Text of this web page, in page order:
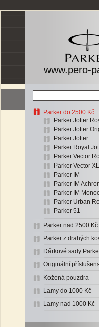
www.pero-
Parker do 2500 Kč
Parker Jotter
Parker Jotter
Parker Jotter
Parker Royal
Parker Vector
Parker Vector XL
Parker IM
Parker IM
Parker IM
Parker Urban
Parker 51
Parker nad 2500 Kč
Parker z drahých
Dárkové sady
Originální
Kožená pouzdra
Lamy do 1000 Kč
Lamy nad 1000 Kč